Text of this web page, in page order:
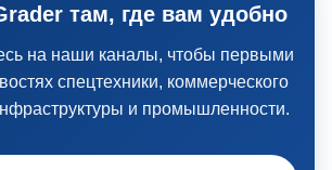
там, где вам удобно
на наши каналы, чтобы первыми
спецтехники, коммерческого
и промышленности.